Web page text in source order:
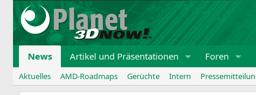
Zum
Inhalt
springen
News Artikel und Präsentationen Foren
Aktuelles AMD-Roadmaps Gerüchte Intern